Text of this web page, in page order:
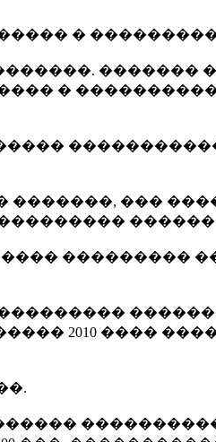
�
�������
�
�������, ���
�����
��������
2010 ����
����������